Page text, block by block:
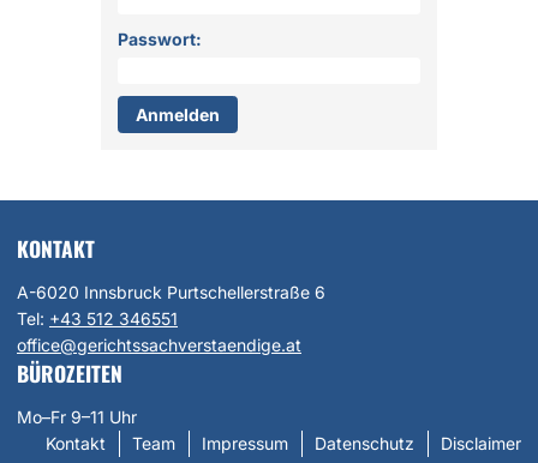
Passwort:
KONTAKT
A-6020 Innsbruck Purtschellerstraße 6
Tel: +43 512 346551
office@gerichtssachverstaendige.at
BÜROZEITEN
Mo–Fr 9–11 Uhr
Kontakt
Team Impressum Datenschutz Disclaimer